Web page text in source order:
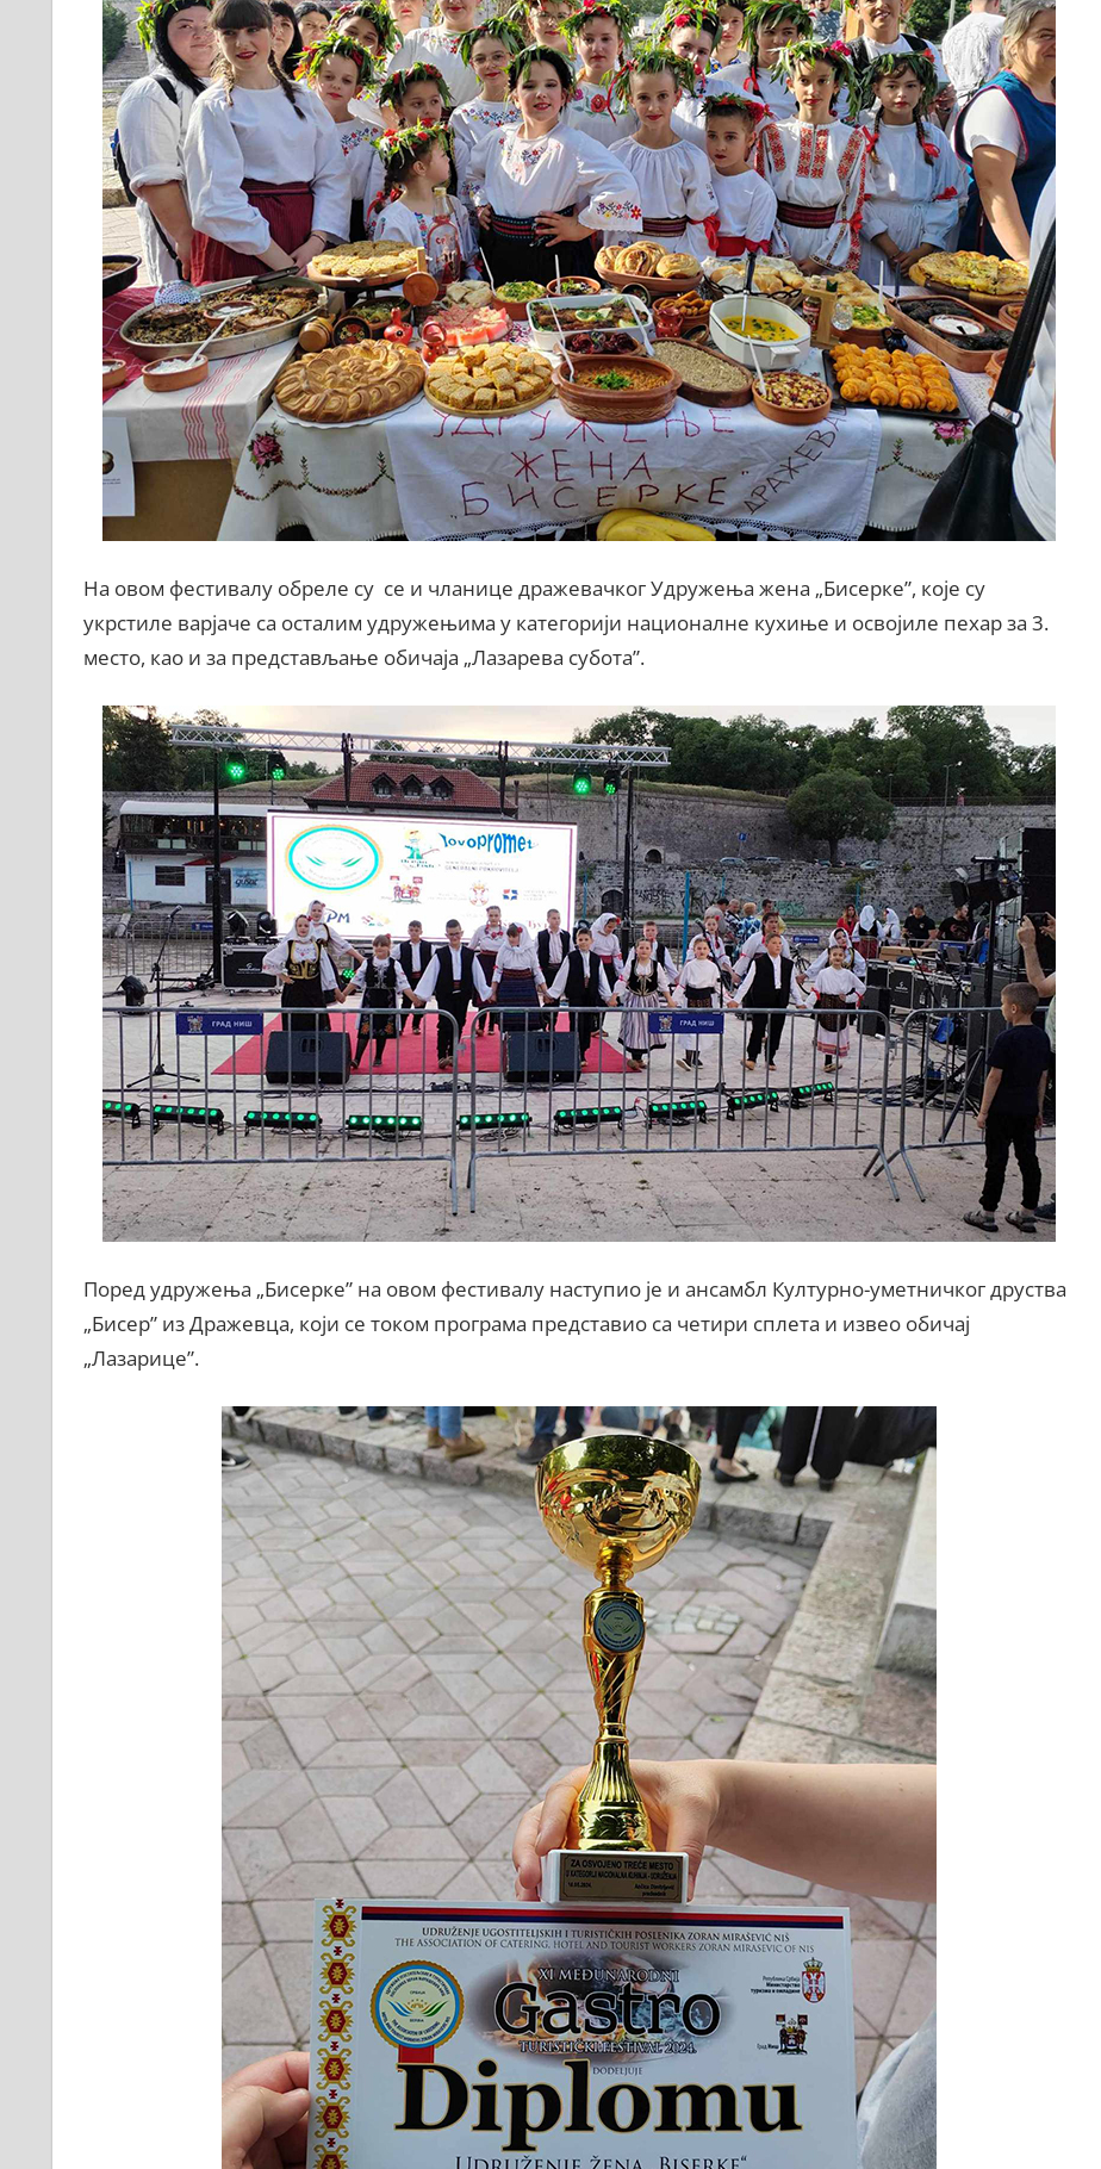
На овом фестивалу обреле су се и чланице дражевачког Удружења жена „Бисерке”, које су
укрстиле варјаче са осталим удружењима у категорији националне кухиње и освојиле пехар за 3.
место, као и за представљање обичаја „Лазарева субота”.
Поред удружења „Бисерке” на овом фестивалу наступио је и ансамбл Културно-уметничког друства
„Бисер” из Дражевца, који се током програма представио са четири сплета и извео обичај
„Лазарице”.